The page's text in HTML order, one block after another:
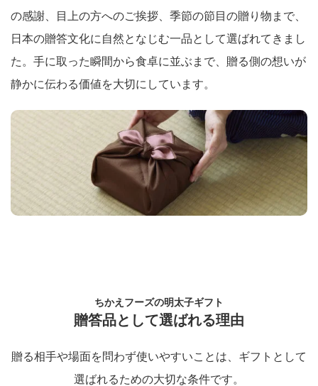
の感謝、目上の方へのご挨拶、季節の節目の贈り物まで、
日本の贈答文化に自然となじむ一品として選ばれてきまし
た。手に取った瞬間から食卓に並ぶまで、贈る側の想いが
静かに伝わる価値を大切にしています。
ちかえフーズの明太子ギフト
贈答品として選ばれる理由
贈る相手や場面を問わず使いやすいことは、ギフトとして
選ばれるための大切な条件です。